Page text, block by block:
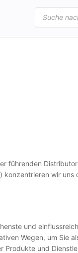
Products
search
führenden
) konzentrieren wir uns
und
Wegen, um Sie
Produkte und